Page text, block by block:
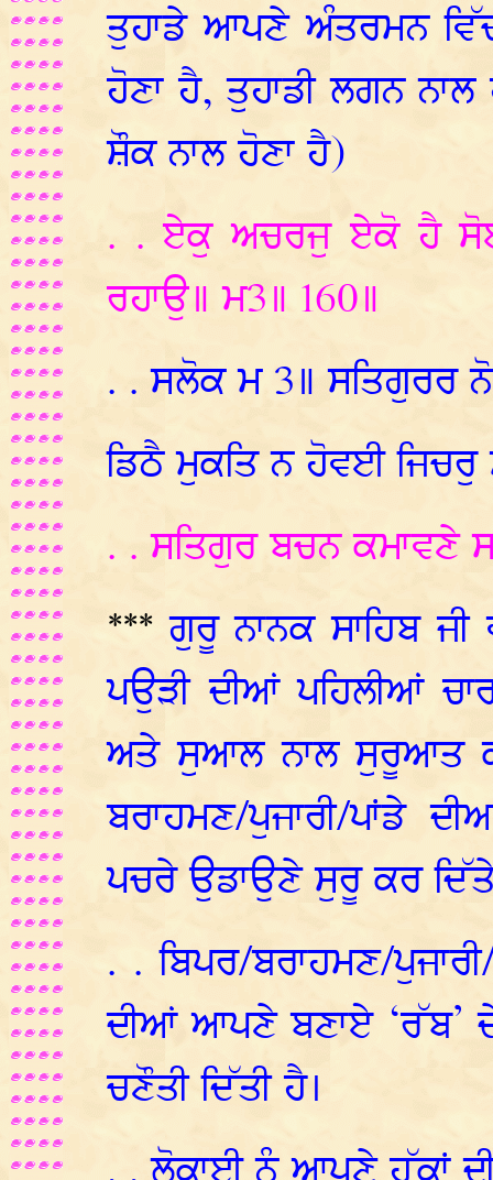
ਤੁਹਾਡੇ ਆਪਣੇ ਅੰਤਰਮਨ
ਹੋਣਾ ਹੈ, ਤੁਹਾਡੀ ਲਗਨ
ਸ਼ੌਕ ਨਾਲ ਹੋਣਾ ਹੈ)
. . ਏਕੁ ਅਚਰਜੁ ਏਕੋ ਹੈ
ਰਹਾਉ॥ ਮ3॥ 160॥
. . ਸਲੋਕ ਮ 3॥ ਸਤਿਗੁਰਰ
ਡਿਠੈ ਮੁਕਤਿ ਨ ਹੋਵਈ ਜਿਚਰੁ
. . ਸਤਿਗੁਰ ਬਚਨ ਕਮਾਵਣੇ
*** ਗੁਰੂ ਨਾਨਕ ਸਾਹਿਬ ਜੀ
ਪਉੜੀ ਦੀਆਂ ਪਹਿਲੀਆਂ
ਅਤੇ ਸੁਆਲ ਨਾਲ ਸੁਰੂਆਤ
ਬਰਾਹਮਣ/ਪੁਜਾਰੀ/ਪਾਂਡੇ
ਪਚਰੇ ਉਡਾਉਣੇ ਸੁਰੂ ਕਰ
. . ਬਿਪਰ/ਬਰਾਹਮਣ/
ਦੀਆਂ ਆਪਣੇ ਬਣਾਏ ‘ਰੱਬ’
ਚਣੌਤੀ ਦਿੱਤੀ ਹੈ।